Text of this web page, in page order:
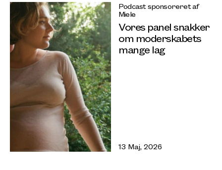
Podcast sponsoreret af
Miele
Vores panel snakker
om moderskabets
mange lag
13 Maj, 2026